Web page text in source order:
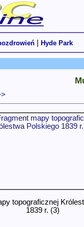
Hyde Park
topograficznej
1839 r. (3)